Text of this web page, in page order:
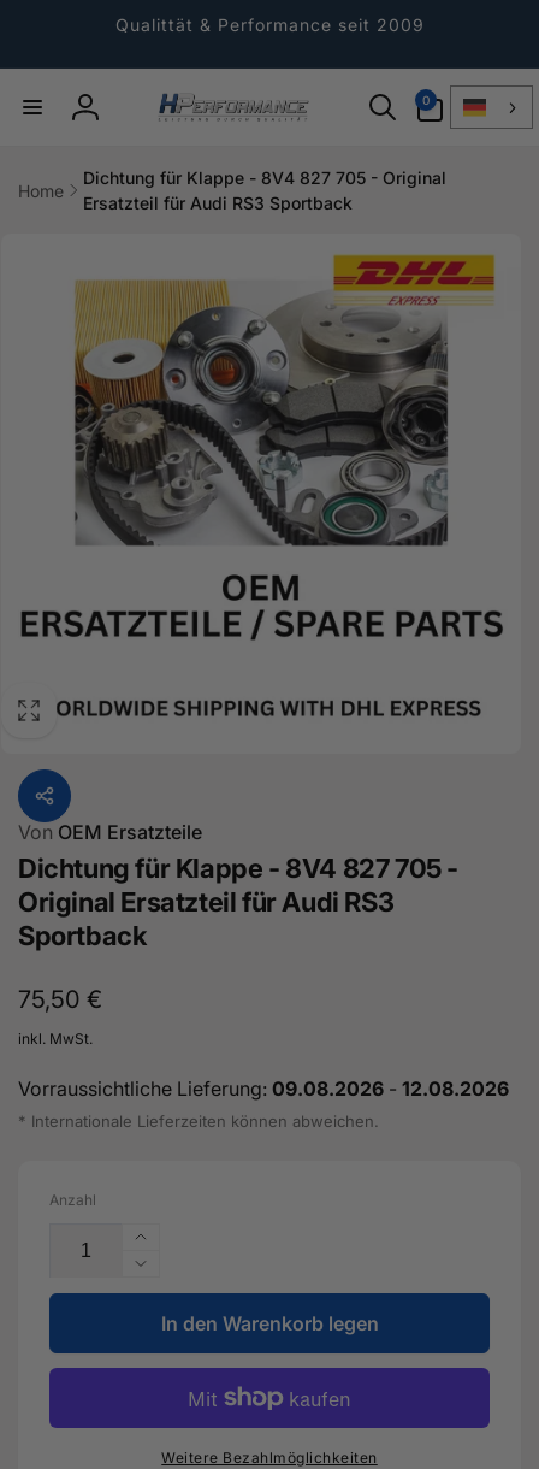
Qualittät & Performance seit 2009
Einloggen
0
Artikel
Home
Dichtung für Klappe - 8V4 827 705 - Original
Ersatzteil für Audi RS3 Sportback
Von OEM Ersatzteile
Dichtung für Klappe - 8V4 827 705 -
Original Ersatzteil für Audi RS3
Sportback
Normaler
Preis
75,50 €
inkl. MwSt.
Vorraussichtliche Lieferung: 09.08.2026 - 12.08.2026
* Internationale Lieferzeiten können abweichen.
Anzahl
Erhöhe
die
Menge
für
Dichtung
für
Klappe
-
8V4
Verringere
die
Menge
für
Dichtung
Klappe
In den Warenkorb legen
Weitere Bezahlmöglichkeiten